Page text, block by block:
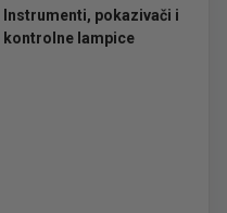
Instrumenti, pokazivači i
kontrolne lampice